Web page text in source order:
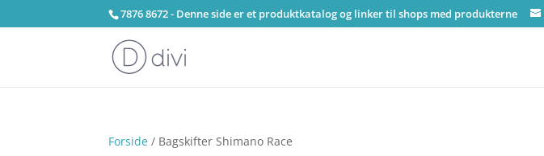
7876 8672 - Denne side er et produktkatalog og linker til shops med produkterne
Forside / Bagskifter Shimano Race